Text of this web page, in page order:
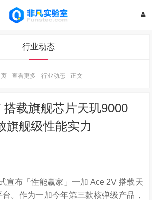
行业动态
- 查看更多 - 行业动态 - 正文
搭载旗舰芯片天玑9000
旗舰级性能实力
宣布「性能赢家」一加 Ace 2V 搭载天
。作为一加今年第三款核弹级产品，